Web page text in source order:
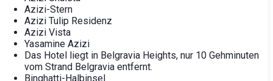
Azizi-Stern
Azizi Tulip Residenz
Azizi Vista
Yasamine Azizi
Das Hotel liegt in Belgravia Heights, nur 10 Gehminuten
vom Strand Belgravia entfernt.
Binghatti-Halbinsel